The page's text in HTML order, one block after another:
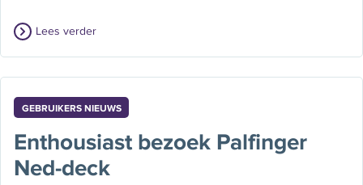
Lees verder
GEBRUIKERS NIEUWS
Enthousiast bezoek Palfinger
Ned-deck